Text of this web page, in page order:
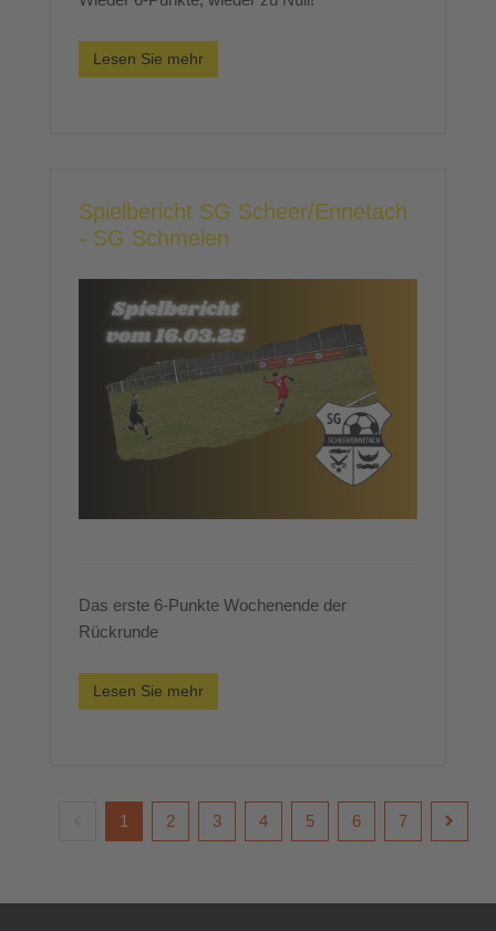
Lesen Sie mehr
Spielbericht SG Scheer/Ennetach
- SG Schmeien
Das erste 6-Punkte Wochenende der
Rückrunde
Lesen Sie mehr
1 2 3 4 5 6 7